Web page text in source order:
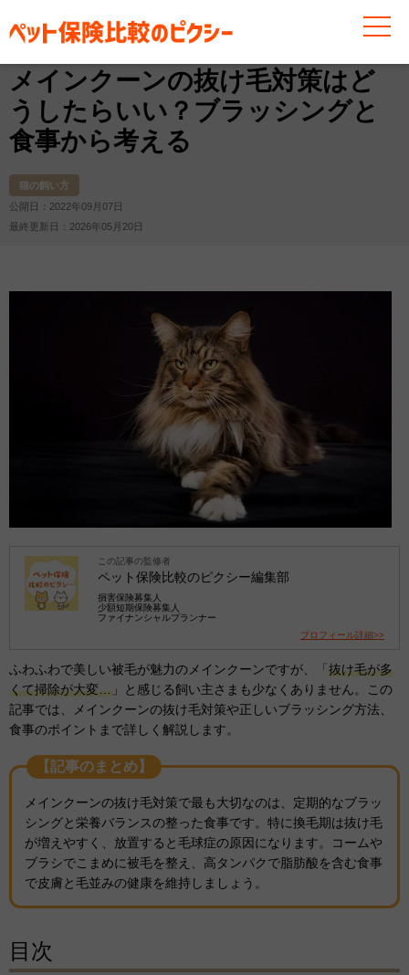
お役立ち情報 猫 猫の飼い方 メインクーンの抜け
メインクーンの抜け毛対策はど
うしたらいい？ブラッシングと
食事から考える
猫の飼い方
公開日：2022年09月07日
最終更新日：2026年05月20日
この記事の監修者
ペット保険比較のピクシー編集部
損害保険募集人
少額短期保険募集人
ファイナンシャルプランナー
プロフィール詳細>>
ふわふわで美しい被毛が魅力のメインクーンですが、「 抜け毛が多
くて掃除が大変… 」と感じる飼い主さまも少なくありません。この
記事では、メインクーンの抜け毛対策や正しいブラッシング方法、
食事のポイントまで詳しく解説します。
【記事のまとめ】
メインクーンの抜け毛対策で最も大切なのは、定期的なブラッ
シングと栄養バランスの整った食事です。特に換毛期は抜け毛
が増えやすく、放置すると毛球症の原因になります。コームや
ブラシでこまめに被毛を整え、高タンパクで脂肪酸を含む食事
で皮膚と毛並みの健康を維持しましょう。
目次